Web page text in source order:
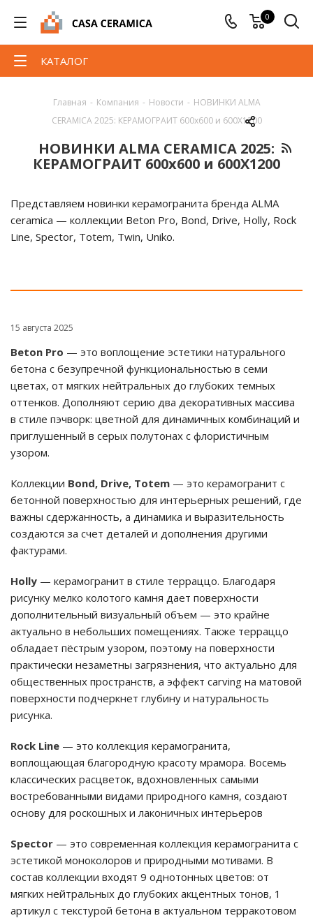
0
КАТАЛОГ
Главная - Компания - Новости - НОВИНКИ ALMA
CERAMICA 2025: КЕРАМОГРАИТ 600х600 и 600Х1200
НОВИНКИ ALMA CERAMICA 2025:
КЕРАМОГРАИТ 600х600 и 600Х1200
Представляем новинки керамогранита бренда ALMA
ceramica — коллекции Beton Pro, Bond, Drive, Holly, Rock
Line, Spector, Totem, Twin, Uniko.
15 августа 2025
Beton Pro — это воплощение эстетики натурального
бетона с безупречной функциональностью в семи
цветах, от мягких нейтральных до глубоких темных
оттенков. Дополняют серию два декоративных массива
в стиле пэчворк: цветной для динамичных комбинаций и
приглушенный в серых полутонах с флористичным
узором.
Коллекции Bond, Drive, Totem — это керамогранит с
бетонной поверхностью для интерьерных решений, где
важны сдержанность, а динамика и выразительность
создаются за счет деталей и дополнения другими
фактурами.
Holly — керамогранит в стиле терраццо. Благодаря
рисунку мелко колотого камня дает поверхности
дополнительный визуальный объем — это крайне
актуально в небольших помещениях. Также терраццо
обладает пёстрым узором, поэтому на поверхности
практически незаметны загрязнения, что актуально для
общественных пространств, а эффект carving на матовой
поверхности подчеркнет глубину и натуральность
рисунка.
Rock Line — это коллекция керамогранита,
воплощающая благородную красоту мрамора. Восемь
классических расцветок, вдохновленных самыми
востребованными видами природного камня, создают
основу для роскошных и лаконичных интерьеров
Spector — это современная коллекция керамогранита с
эстетикой моноколоров и природными мотивами. В
состав коллекции входят 9 однотонных цветов: от
мягких нейтральных до глубоких акцентных тонов, 1
артикул с текстурой бетона в актуальном терракотовом